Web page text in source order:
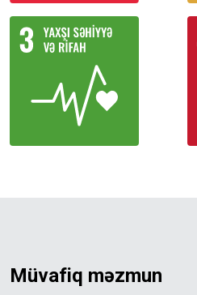
Müvafiq məzmun